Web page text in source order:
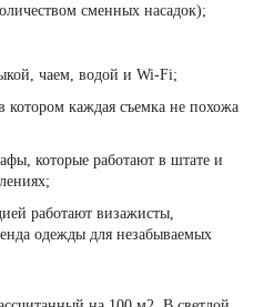
сменных насадок);
чаем, водой и Wi-Fi;
котором каждая съемка не похожа
которые работают в штате и
работают визажисты,
одежды для незабываемых